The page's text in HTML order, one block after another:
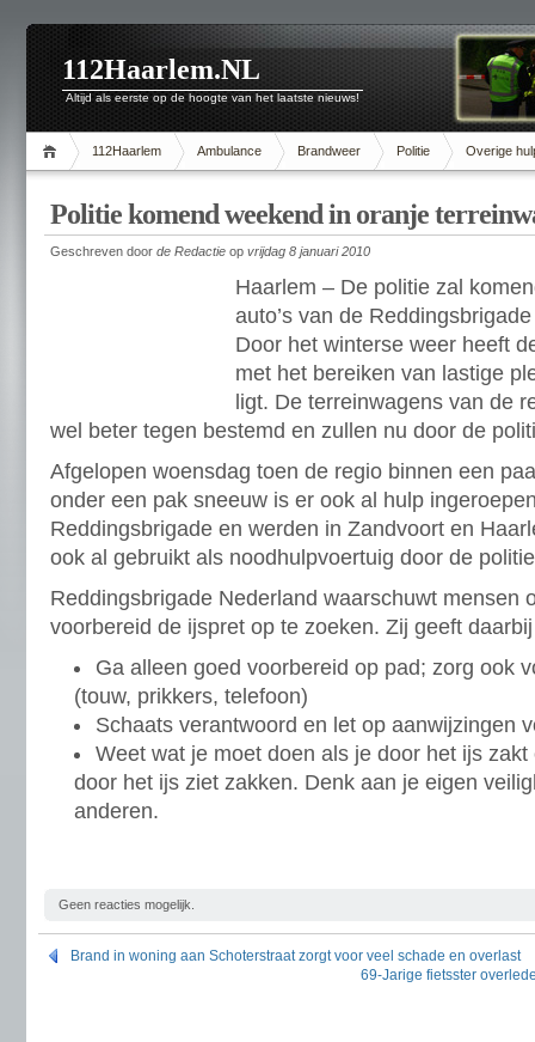
112Haarlem.NL
Altijd als eerste op de hoogte van het laatste nieuws!
112Haarlem Ambulance Brandweer Politie Overige
Politie komend weekend in oranje
Geschreven door de Redactie op vrijdag 8 januari 2010
Haarlem – De politie zal
auto’s van de
Door het winterse weer heeft
met het bereiken van lastige
ligt. De terreinwagens van de
wel beter tegen bestemd en zullen nu door de
Afgelopen woensdag toen de regio binnen een
onder een pak sneeuw is er ook al hulp
Reddingsbrigade en werden in Zandvoort en
ook al gebruikt als noodhulpvoertuig door de
Reddingsbrigade Nederland waarschuwt mensen
voorbereid de ijspret op te zoeken. Zij geeft
Ga alleen goed voorbereid op pad; zorg ook
(touw, prikkers, telefoon)
Schaats verantwoord en let op aanwijzingen
Weet wat je moet doen als je door het ijs
door het ijs ziet zakken. Denk aan je eigen
anderen.
Geen reacties mogelijk.
Brand in woning aan Schoterstraat zorgt voor veel schade en overlast
69-Jarige fietsster